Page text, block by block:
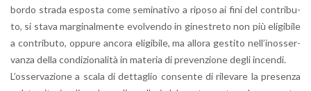
bordo stra­da espo­sta come se­mi­na­ti­vo a ri­po­so ai fini del con­tri­bu­
to, si stava mar­gi­nal­men­te evol­ven­do in gi­ne­stre­to non più eli­gi­bi­le
a con­tri­bu­to, op­pu­re an­co­ra eli­gi­bi­le, ma al­lo­ra ge­sti­to nel­l’i­nos­ser­
van­za della con­di­zio­na­li­tà in ma­te­ria di pre­ven­zio­ne degli in­cen­di.
L’os­ser­va­zio­ne a scala di det­ta­glio con­sen­te di ri­le­va­re la pre­sen­za